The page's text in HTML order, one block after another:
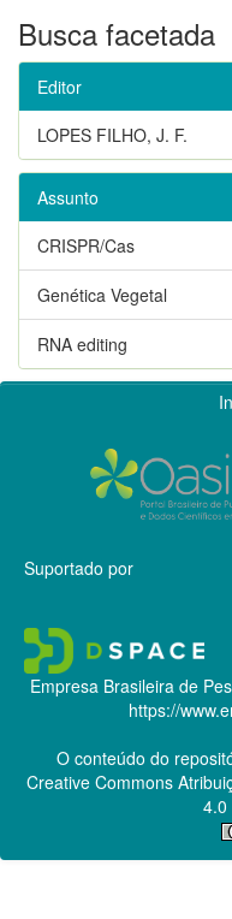
Busca facetada
Editor
LOPES FILHO, J. F.
Assunto
CRISPR/Cas
Genética Vegetal
RNA editing
Suportado por
Empresa Brasileira de
https://
O conteúdo do
Creative Commons
4.0